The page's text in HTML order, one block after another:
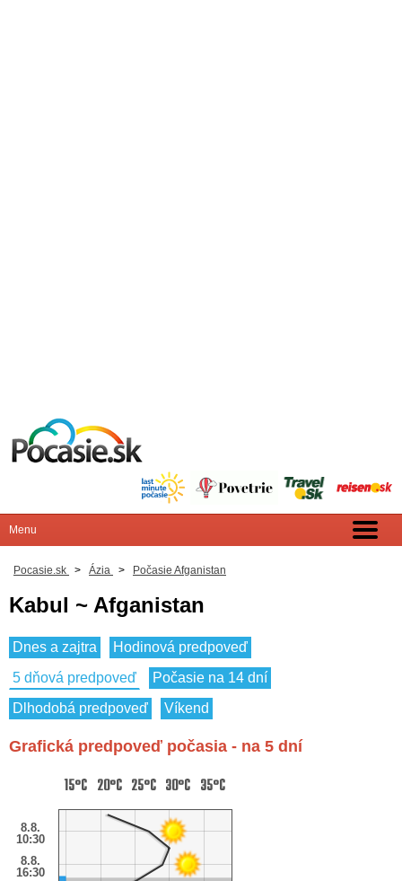
Pocasie.sk > Ázia > Počasie Afganistan
Kabul ~ Afganistan
Dnes a zajtra
Hodinová predpoveď
5 dňová predpoveď
Počasie na 14 dní
Dlhodobá predpoveď
Víkend
Grafická predpoveď počasia - na 5 dní
8.8.
10:30
8.8.
16:30
15°C 20°C 25°C 30°C 35°C